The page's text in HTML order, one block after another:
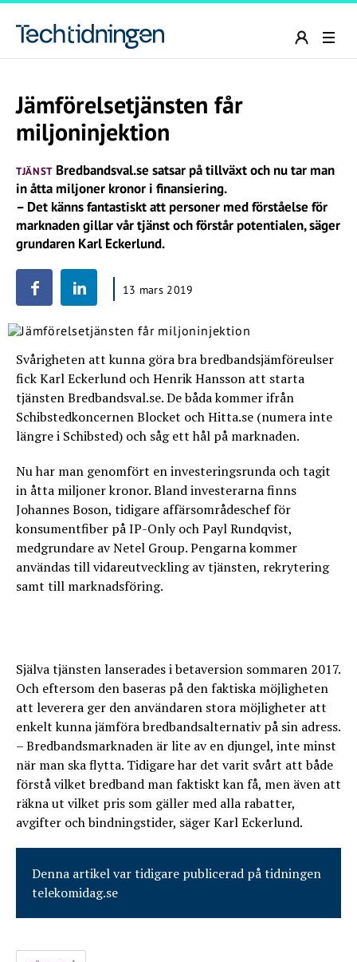
Jämförelsetjänsten får
miljoninjektion
TJÄNSTBredbandsval.se satsar på tillväxt och nu tar man
in åtta miljoner kronor i finansiering.
– Det känns fantastiskt att personer med förståelse för
marknaden gillar vår tjänst och förstår potentialen, säger
grundaren Karl Eckerlund.
13 mars 2019
Svårigheten att kunna göra bra bredbandsjämföreulser
fick Karl Eckerlund och Henrik Hansson att starta
tjänsten Bredbandsval.se. De båda kommer ifrån
Schibstedkoncernen Blocket och Hitta.se (numera inte
längre i Schibsted) och såg ett hål på marknaden.
Nu har man genomfört en investeringsrunda och tagit
in åtta miljoner kronor. Bland investerarna finns
Johannes Boson, tidigare affärsområdeschef för
konsumentfiber på IP-Only och Payl Rundqvist,
medgrundare av Netel Group. Pengarna kommer
användas till vidareutveckling av tjänsten, rekrytering
samt till marknadsföring.
Själva tjänsten lanserades i betaversion sommaren 2017.
Och eftersom den baseras på den faktiska möjligheten
att leverera ger den användaren stora möjligheter att
enkelt kunna jämföra bredbandsalternativ på sin adress.
– Bredbandsmarknaden är lite av en djungel, inte minst
när man ska flytta. Tidigare har det varit svårt att både
förstå vilket bredband man faktiskt kan få, men även att
räkna ut vilket pris som gäller med alla rabatter,
avgifter och bindningstider, säger Karl Eckerlund.
Denna artikel var tidigare publicerad på tidningen
telekomidag.se